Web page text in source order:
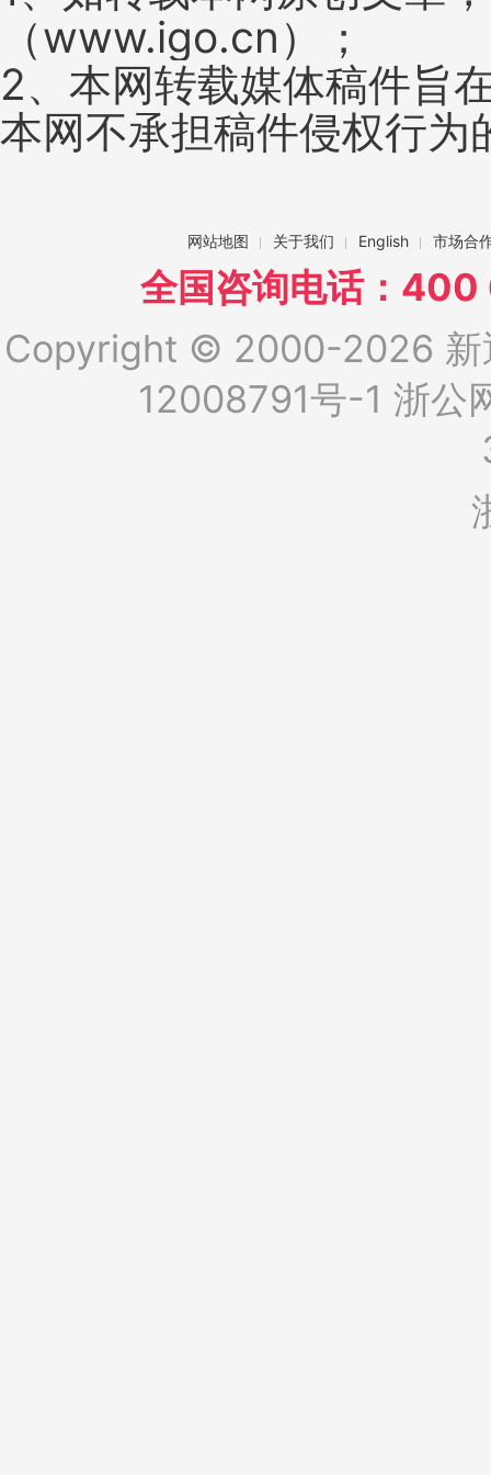
（www.igo.cn）；
2、本网转载媒体稿件旨
本网不承担稿件侵权行为
网站地图 关于我们 English 市场合
全国咨询电话：
Copyright © 2000-2026 新
12008791号-1 浙公